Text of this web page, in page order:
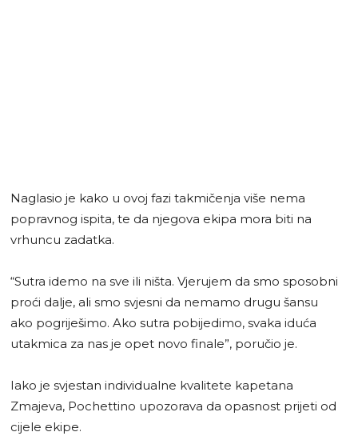
Naglasio je kako u ovoj fazi takmičenja više nema
popravnog ispita, te da njegova ekipa mora biti na
vrhuncu zadatka.
“Sutra idemo na sve ili ništa. Vjerujem da smo sposobni
proći dalje, ali smo svjesni da nemamo drugu šansu
ako pogriješimo. Ako sutra pobijedimo, svaka iduća
utakmica za nas je opet novo finale”, poručio je.
Iako je svjestan individualne kvalitete kapetana
Zmajeva, Pochettino upozorava da opasnost prijeti od
cijele ekipe.